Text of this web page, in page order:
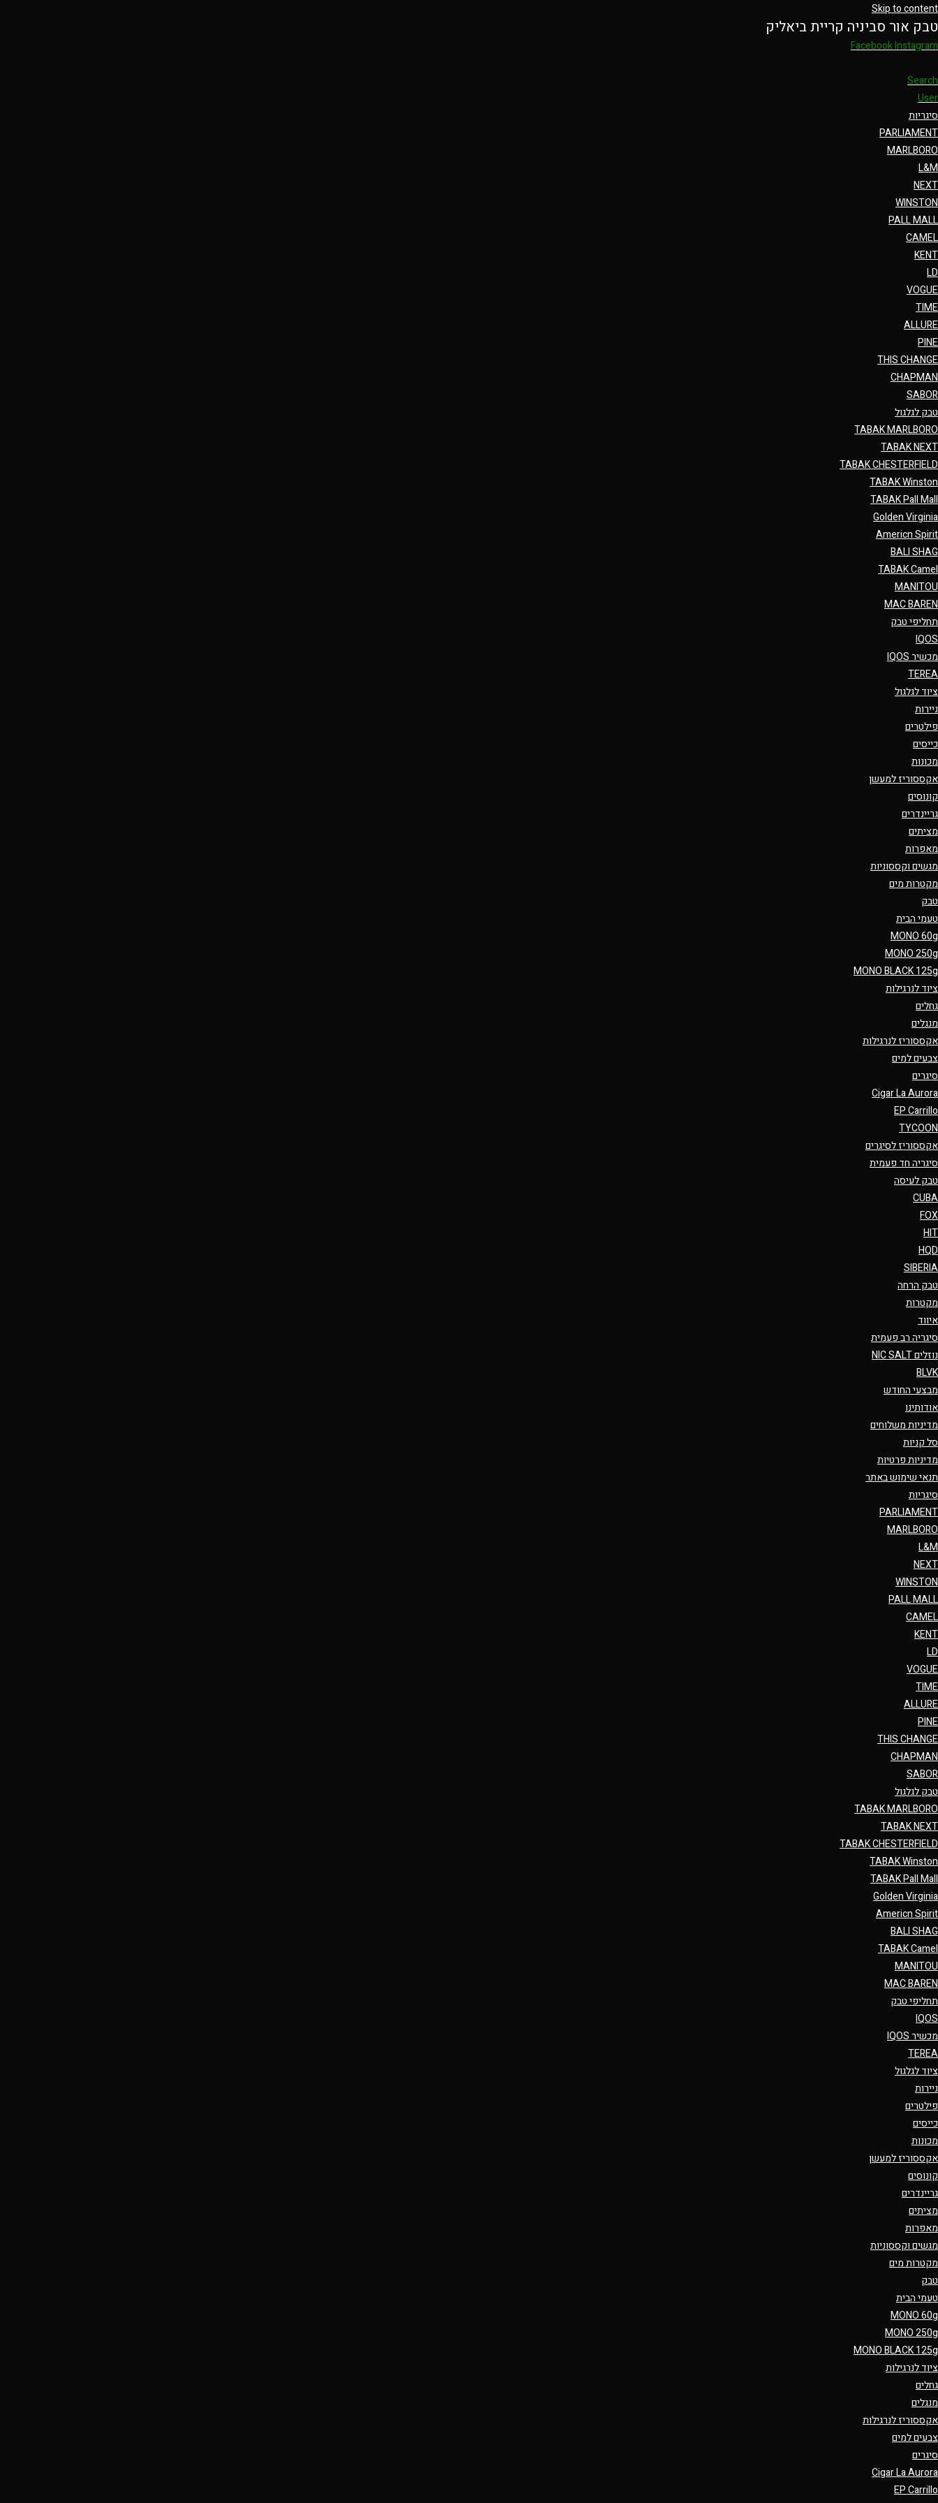
Skip to content
טבק אור סביניה קריית ביאליק
FacebookInstagram
Search
User
סיגריות
PARLIAMENT
MARLBORO
L&M
NEXT
WINSTON
PALL MALL
CAMEL
KENT
LD
VOGUE
TIME
ALLURE
PINE
THIS CHANGE
CHAPMAN
SABOR
טבק לגלגול
TABAK MARLBORO
TABAK NEXT
TABAK CHESTERFIELD
TABAK Winston
TABAK Pall Mall
Golden Virginia
Americn Spirit
BALI SHAG
TABAK Camel
MANITOU
MAC BAREN
תחליפי טבק
IQOS
מכשיר IQOS
TEREA
ציוד לגלגול
ניירות
פילטרים
כייסים
מכונות
אקססוריז למעשן
קונוסים
גריינדרים
מציתים
מאפרות
מגשים וקססוניות
מקטרות מים
טבק
טעמי הבית
MONO 60g
MONO 250g
MONO BLACK 125g
ציוד לנרגילות
גחלים
מנגלים
אקססוריז לנרגילות
צבעים למים
סיגרים
Cigar La Aurora
EP Carrillo
TYCOON
אקססוריז לסיגרים
סיגריה חד פעמית
טבק לעיסה
CUBA
FOX
HIT
HQD
SIBERIA
טבק הרחה
מקטרות
איווד
סיגריה רב פעמית
נוזלים NIC SALT
BLVK
מבצעי החודש
אודותינו
מדיניות משלוחים
סל קניות
מדיניות פרטיות
תנאי שימוש באתר
סיגריות
PARLIAMENT
MARLBORO
L&M
NEXT
WINSTON
PALL MALL
CAMEL
KENT
LD
VOGUE
TIME
ALLURE
PINE
THIS CHANGE
CHAPMAN
SABOR
טבק לגלגול
TABAK MARLBORO
TABAK NEXT
TABAK CHESTERFIELD
TABAK Winston
TABAK Pall Mall
Golden Virginia
Americn Spirit
BALI SHAG
TABAK Camel
MANITOU
MAC BAREN
תחליפי טבק
IQOS
מכשיר IQOS
TEREA
ציוד לגלגול
ניירות
פילטרים
כייסים
מכונות
אקססוריז למעשן
קונוסים
גריינדרים
מציתים
מאפרות
מגשים וקססוניות
מקטרות מים
טבק
טעמי הבית
MONO 60g
MONO 250g
MONO BLACK 125g
ציוד לנרגילות
גחלים
מנגלים
אקססוריז לנרגילות
צבעים למים
סיגרים
Cigar La Aurora
EP Carrillo